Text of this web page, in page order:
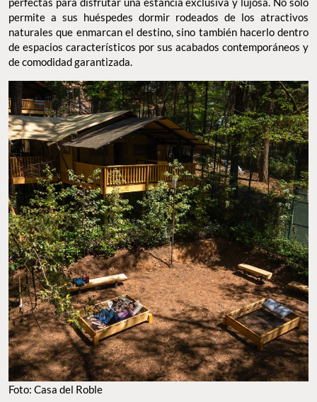
permite a sus huéspedes dormir rodeados de los atractivos
naturales que enmarcan el destino, sino también hacerlo dentro
de espacios característicos por sus acabados contemporáneos y
de comodidad garantizada.
Foto: Casa del Roble